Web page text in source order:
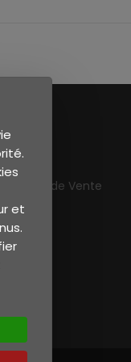
de Vente
et